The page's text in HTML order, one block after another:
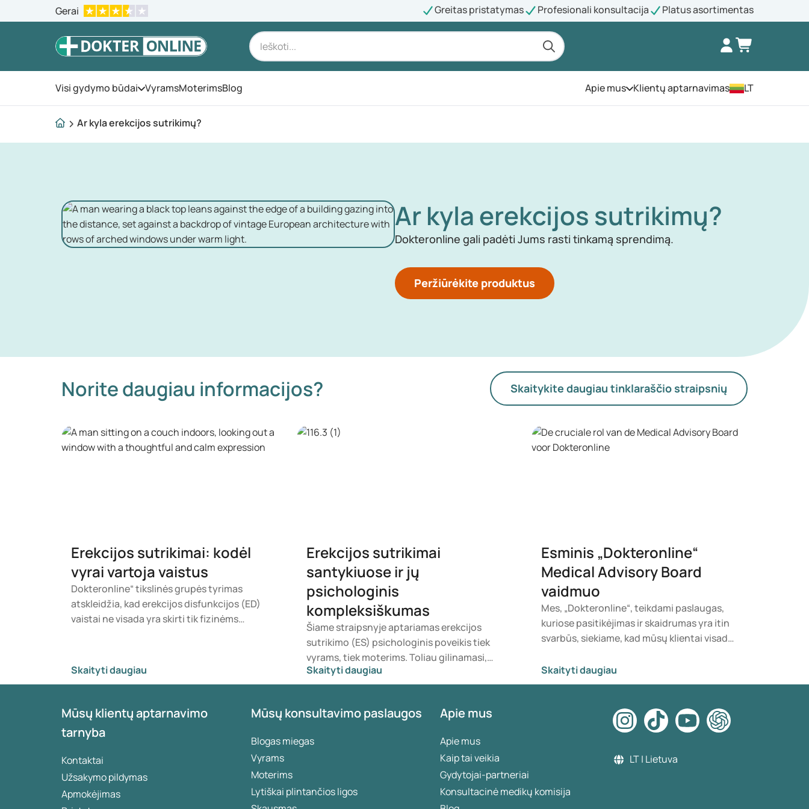
Gerai Greitas pristatymas Profesionali konsultacija Platus asortimentas
Visi gydymo būdai Atidarykite meniu
VyramsMoterimsBlog Apie musAtidarykite meniu
Klientų aptarnavimas LT
Ar kyla erekcijos sutrikimų?
Ar kyla erekcijos sutrikimų?
Dokteronline gali padėti Jums rasti tinkamą sprendimą.
Peržiūrėkite produktus
Norite daugiau informacijos? Skaitykite daugiau tinklaraščio straipsnių
Erekcijos sutrikimai: kodėl
vyrai vartoja vaistus
Dokteronline“ tikslinės grupės tyrimas
atskleidžia, kad erekcijos disfunkcijos (ED)
vaistai ne visada yra skirti tik fizinėms
pasitikėjimas savimi taip pat daro didelę
įtaką sprendimui vartoti šiuos vaistus.
dalyvavo 323 vyrai, besidomintys ED
vaistais, siekdama išsiaiškinti, kokios
motyvacijos, abejonės ir informacijos
poreikiai lemia gydymo pasirinkimą.
Skaityti daugiau
Erekcijos sutrikimai
santykiuose ir jų
psichologinis
kompleksiškumas
Šiame straipsnyje aptariamas erekcijos
sutrikimo (ES) psichologinis poveikis tiek
vyrams, tiek moterims. Toliau gilinamasi,
kaip įsipareigojimu, bendravimu,
sąžiningumu, atsakomybe ir
nukenčia, kai poros lytinį gyvenimą paveikia
sužinotumėte apie tai daugiau, bet ir
rastumėte praktinių patarimų, kaip kartu
Skaityti daugiau
Esminis „Dokteronline“
Medical Advisory Board
vaidmuo
Mes, „Dokteronline“, teikdami paslaugas,
kuriose pasitikėjimas ir skaidrumas yra itin
svarbūs, siekiame, kad mūsų klientai visada
kartu pažvelgti į mūsų veiklos užkulisius,
kur svarbiausia - saugumas ir patogumas.
Skaityti daugiau
Mūsų klientų aptarnavimo
tarnyba
Kontaktai
Užsakymo pildymas
Apmokėjimas
Mūsų konsultavimo paslaugos
Blogas miegas
Vyrams
Moterims
Lytiškai plintančios ligos
Apie mus
Apie mus
Kaip tai veikia
Gydytojai-partneriai
Konsultacinė medikų komisija
LT | Lietuva